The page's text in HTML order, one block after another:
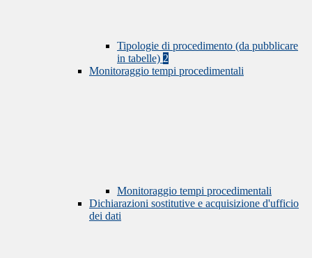
Tipologie di procedimento (da pubblicare
in tabelle) 2
Monitoraggio tempi procedimentali
Monitoraggio tempi procedimentali
Dichiarazioni sostitutive e acquisizione d'ufficio
dei dati